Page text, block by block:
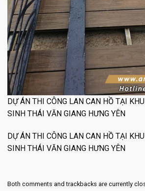
DỰ ÁN THI CÔNG LAN CAN HỒ TẠI
SINH THÁI VĂN GIANG HƯNG YÊN
DỰ ÁN THI CÔNG LAN CAN HỒ TẠI
SINH THÁI VĂN GIANG HƯNG YÊN
Both comments and trackbacks are currently